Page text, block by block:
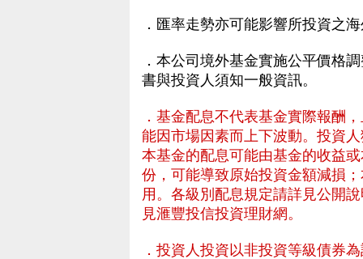
．匯率走勢亦可能影響所投資之
．本公司境外基金實施公平價格
書與投資人須知一般資訊。
．基金配息不代表基金實際報酬
能因市場因素而上下波動。投資
本基金的配息可能由基金的收益
份，可能導致原始投資金額減損
用。各級別配息規定請詳見公開
見滙豐投信投資理財網。
．投資人投資以非投資等級債券